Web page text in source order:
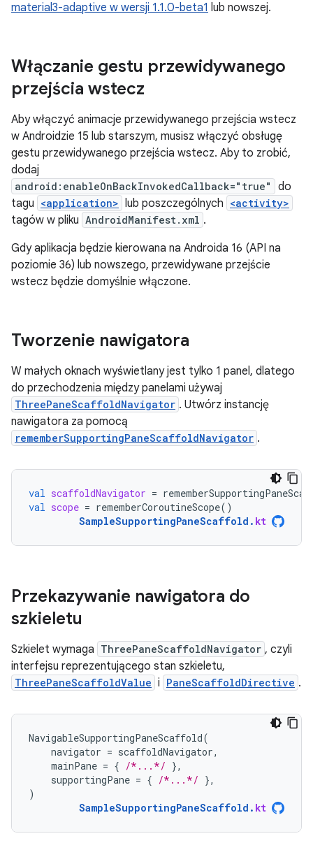
material3-adaptive w wersji 1.1.0-beta1 lub nowszej.
Włączanie gestu przewidywanego
przejścia wstecz
Aby włączyć animacje przewidywanego przejścia wstecz
w Androidzie 15 lub starszym, musisz włączyć obsługę
gestu przewidywanego przejścia wstecz. Aby to zrobić,
dodaj
android:enableOnBackInvokedCallback="true"
do
tagu <application> lub poszczególnych <activity>
tagów w pliku AndroidManifest.xml .
Gdy aplikacja będzie kierowana na Androida 16 (API na
poziomie 36) lub nowszego, przewidywane przejście
wstecz będzie domyślnie włączone.
Tworzenie nawigatora
W małych oknach wyświetlany jest tylko 1 panel, dlatego
do przechodzenia między panelami używaj
ThreePaneScaffoldNavigator . Utwórz instancję
nawigatora za pomocą
rememberSupportingPaneScaffoldNavigator .
val scaffoldNavigator =
val scope = rememberCoroutineScope()
SampleSupportingPaneScaffold . kt
Przekazywanie nawigatora do
szkieletu
Szkielet wymaga ThreePaneScaffoldNavigator , czyli
interfejsu reprezentującego stan szkieletu,
ThreePaneScaffoldValue i PaneScaffoldDirective .
NavigableSupportingPaneScaffold(
navigator = scaffoldNavigator,
mainPane = { /*...*/ },
supportingPane = { /*...*/ },
)
SampleSupportingPaneScaffold . kt